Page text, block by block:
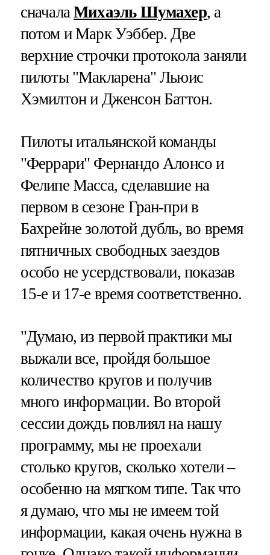
сначалаМихаэль Шумахер, а
потом и Марк Уэббер. Две
верхние строчки протокола заняли
пилоты "Макларена" Льюис
Хэмилтон и Дженсон Баттон.
Пилоты итальянской команды
"Феррари" Фернандо Алонсо и
Фелипе Масса, сделавшие на
первом в сезоне Гран-при в
Бахрейне золотой дубль, во время
пятничных свободных заездов
особо не усердствовали, показав
15-е и 17-е время соответственно.
"Думаю, из первой практики мы
выжали все, пройдя большое
количество кругов и получив
много информации. Во второй
сессии дождь повлиял на нашу
программу, мы не проехали
столько кругов, сколько хотели –
особенно на мягком типе. Так что
я думаю, что мы не имеем той
информации, какая очень нужна в